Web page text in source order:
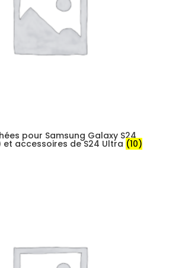
pour Samsung Galaxy S24
et accessoires de S24 Ultra (10)